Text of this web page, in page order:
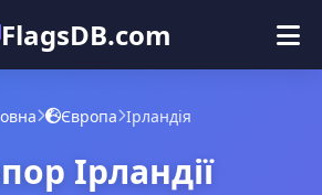
FlagsDB.com
Головна
Вікторина
Європа Ірландія
Ірландії